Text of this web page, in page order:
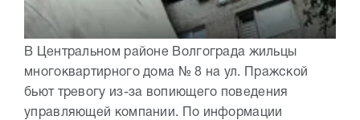
В Центральном районе Волгограда жильцы
многоквартирного дома № 8 на ул. Пражской
бьют тревогу из-за вопиющего поведения
управляющей компании. По информации